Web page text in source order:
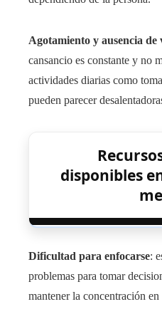
Agotamiento y ausencia de
cansancio es constante y no
actividades diarias como
pueden parecer
disponibles
Dificultad para enfocarse:
problemas para tomar
mantener la concentración